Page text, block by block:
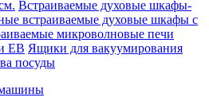
Встраиваемые духовые шкафы-
встраиваемые духовые шкафы с
микроволновые печи
EB Ящики для вакуумирования
посуды